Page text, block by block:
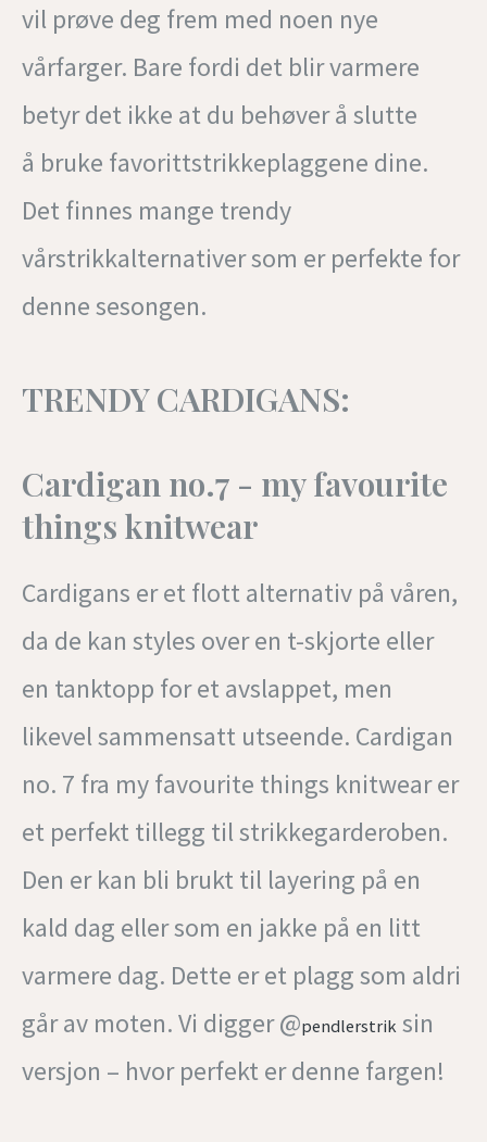
vil prøve deg frem med noen nye
vårfarger. Bare fordi det blir varmere
betyr det ikke at du behøver å slutte
å bruke favorittstrikkeplaggene dine.
Det finnes mange trendy
vårstrikkalternativer som er perfekte for
denne sesongen.
TRENDY CARDIGANS:
Cardigan no.7 - my favourite
things knitwear
Cardigans er et flott alternativ på våren,
da de kan styles over en t-skjorte eller
en tanktopp for et avslappet, men
likevel sammensatt utseende. Cardigan
no. 7 fra my favourite things knitwear er
et perfekt tillegg til strikkegarderoben.
Den er kan bli brukt til layering på en
kald dag eller som en jakke på en litt
varmere dag. Dette er et plagg som aldri
går av moten. Vi digger @pendlerstrik sin
versjon – hvor perfekt er denne fargen!